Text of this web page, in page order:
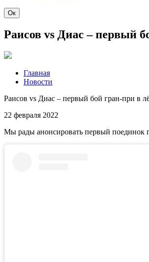
Ок
Раисов vs Диас – первый
Главная
Новости
Раисов vs Диас – первый бой гран-при в
22 февраля 2022
Мы рады анонсировать первый